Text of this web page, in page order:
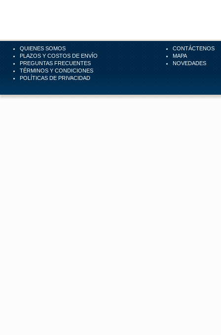
QUIENES SOMOS
PLAZOS Y COSTOS DE ENVÍO
PREGUNTAS FRECUENTES
TÉRMINOS Y CONDICIONES
POLÍTICAS DE PRIVACIDAD
CONTÁCTENOS
MAPA
NOVEDADES